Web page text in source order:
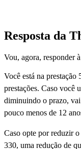
Resposta da
Vou, agora, responder
Você está na
prestações. Caso você
diminuindo o prazo,
pouco menos de 12
Caso opte por reduzir
330, uma redução de